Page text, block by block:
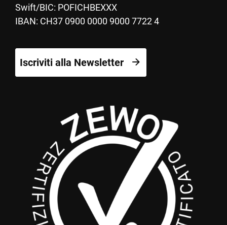
Swift/BIC: POFICHBEXXX
IBAN: CH37 0900 0000 9000 7722 4
Iscriviti alla Newsletter